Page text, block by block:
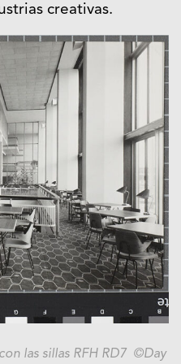
creativas.
las sillas RFH RD7 ©Day